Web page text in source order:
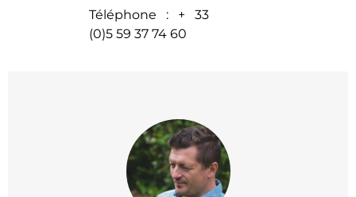
Téléphone : + 33
(0)5 59 37 74 60